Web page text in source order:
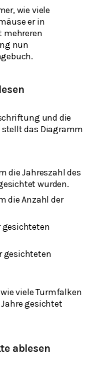
wie viele
er in
mehreren
nun
und die
stellt das Diagramm
die Jahreszahl des
wurden.
die Anzahl der
gesichteten
gesichteten
viele Turmfalken
gesichtet
ablesen